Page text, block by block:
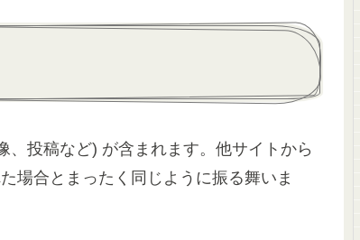
投稿など) が含まれます。他サイトから
場合とまったく同じように振る舞いま